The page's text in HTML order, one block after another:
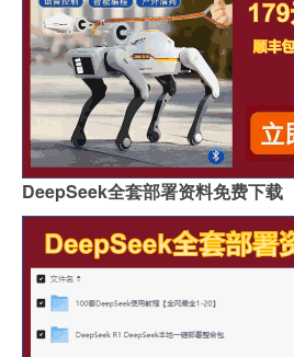
DeepSeek全套部署资料免费下载